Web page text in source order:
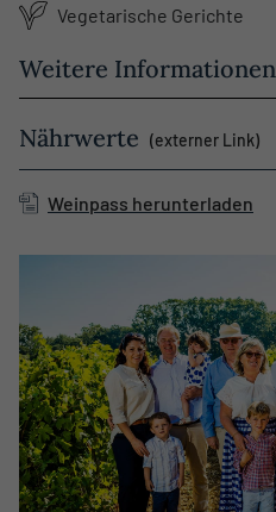
Vegetarische Gerichte
Weitere Informationen
Nährwerte (externer Link)
Weinpass herunterladen